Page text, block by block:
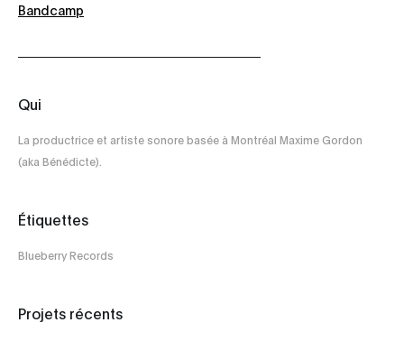
Bandcamp
Qui
La productrice et artiste sonore basée à Montréal Maxime Gordon
(aka Bénédicte).
Étiquettes
Blueberry Records
Projets récents